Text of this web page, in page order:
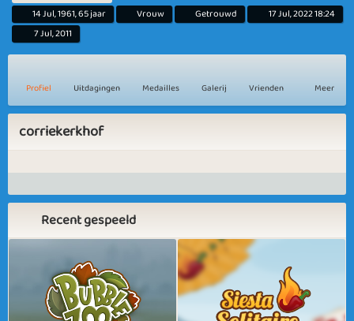
14 Jul, 1961, 65 jaar Vrouw Getrouwd
17 Jul, 2022 18:24
7 Jul, 2011
Profiel Uitdagingen Medailles Galerij Vrienden Meer
corriekerkhof
Recent gespeeld